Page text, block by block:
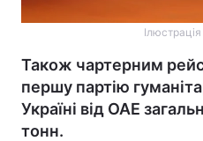
Також чартерним
першу партію
Україні від ОАЕ
тонн.